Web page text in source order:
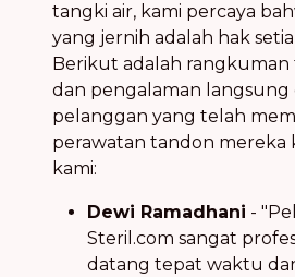
tangki air, kami percaya
yang jernih adalah hak
Berikut adalah rangkuman
dan pengalaman langsung
pelanggan yang telah
perawatan tandon mereka
kami:
Dewi Ramadhani -
Steril.com sangat
datang tepat waktu